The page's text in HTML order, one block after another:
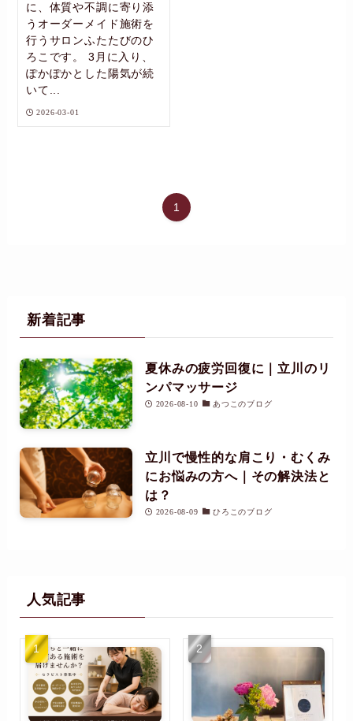
に、体質や不調に寄り添
うオーダーメイド施術を
行うサロンふたたびのひ
ろこです。 3月に入り、
ぽかぽかとした陽気が続
いて...
2026-03-01
1
新着記事
夏休みの疲労回復に｜立川のリ
ンパマッサージ
2026-08-10 あつこのブログ
立川で慢性的な肩こり・むくみ
にお悩みの方へ｜その解決法と
は？
2026-08-09 ひろこのブログ
人気記事